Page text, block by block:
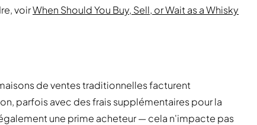
voirWhen Should You Buy, Sell, or Wait as a Whisky
de ventes traditionnelles facturent
parfois avec des frais supplémentaires pour la
une prime acheteur — cela n'impacte pas